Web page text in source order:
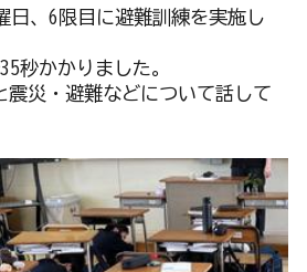
日、6限目に避難訓練を実施し
秒かかりました。
震災・避難などについて話して